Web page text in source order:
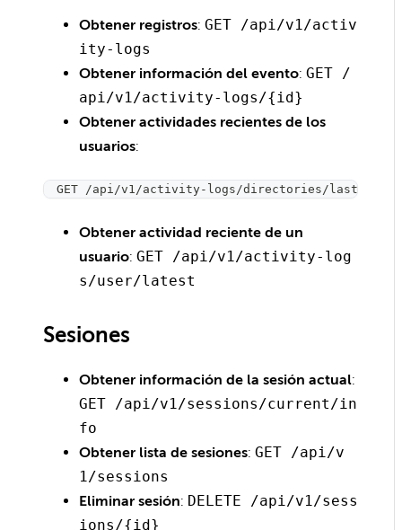
Obtener registros: GET /api/v1/activ
ity-logs
Obtener información del evento: GET /
api/v1/activity-logs/{id}
Obtener actividades recientes de los
usuarios:
GET /api/v1/activity-logs/directories/last-
Obtener actividad reciente de un
usuario: GET /api/v1/activity-log
s/user/latest
Sesiones
Obtener información de la sesión actual:
GET /api/v1/sessions/current/in
fo
Obtener lista de sesiones: GET /api/v
1/sessions
Eliminar sesión: DELETE /api/v1/sess
ions/{id}